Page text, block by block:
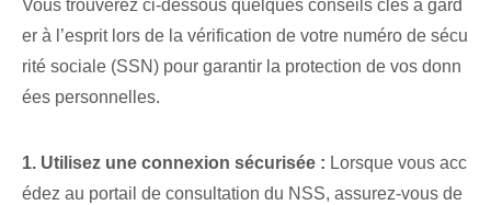
Vous trouverez ci-dessous quelques conseils clés à gard
er à l’esprit lors de la vérification de votre numéro de sécu
rité sociale (SSN) pour garantir la protection de vos donn
ées personnelles.
1. Utilisez une connexion sécurisée : Lorsque vous acc
édez au portail de consultation du NSS, assurez-vous de